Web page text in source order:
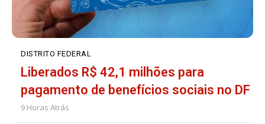
DISTRITO FEDERAL
Liberados R$ 42,1 milhões para
pagamento de benefícios sociais no DF
9 Horas Atrás